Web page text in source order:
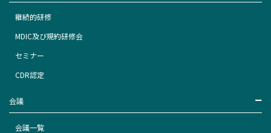
継続的研修
MDIC及び規約研修会
セミナー
CDR認定
会議
会議一覧